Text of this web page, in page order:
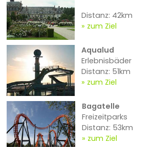
Distanz: 42km
zum Ziel
Aqualud
Erlebnisbäder
Distanz: 51km
zum Ziel
Bagatelle
Freizeitparks
Distanz: 53km
zum Ziel